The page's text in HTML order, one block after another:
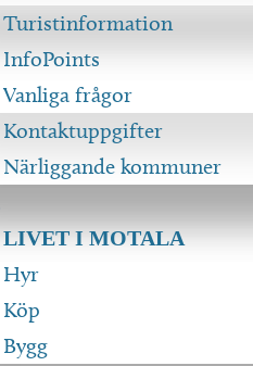
Turistinformation
InfoPoints
Vanliga frågor
Kontaktuppgifter
Närliggande kommuner
LIVET I MOTALA
Hyr
Köp
Bygg